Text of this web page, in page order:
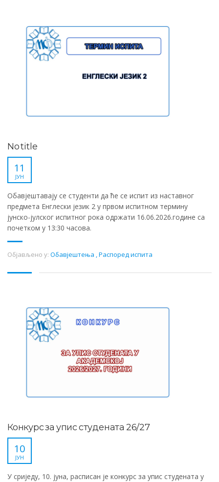
No title
11
ЈУН
Обавјештавају се студенти да ће се испит из наставног
предмета Енглески језик 2 у првом испитном термину
јунско-јулског испитног рока одржати 16.06.2026.године са
почетком у 13:30 часова.
Објављено у: Обавјештења ,Распоред испита
Конкурс за упис студената 26/27
10
ЈУН
У сриједу, 10. јуна, расписан је конкурс за упис студената у